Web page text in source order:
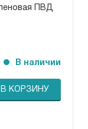
ПВД
В наличии
В КОРЗИНУ